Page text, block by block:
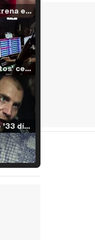
Filmin estrena el tráiler de 'Millennial Mal', su nueva comedia universitaria de la mano de Lorena Iglesias
'120 Minutos' celebra sus 2.000 programas en Telemadrid con un vídeo del día a día en la redacción
Tráiler de '33 días', la nueva serie de Atresplayer con Julián Villagrán y José Manuel Poga